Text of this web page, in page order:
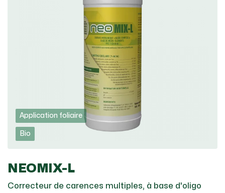
Application foliaire
Bio
NEOMIX-L
Correcteur de carences multiples, à base d'oligo